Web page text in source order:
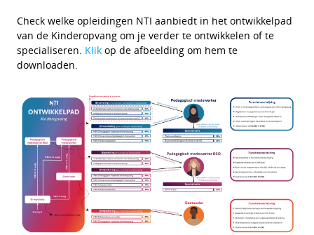
Check welke opleidingen NTI aanbiedt in het ontwikkelpad
van de Kinderopvang om je verder te ontwikkelen of te
specialiseren. Klik op de afbeelding om hem te
downloaden.